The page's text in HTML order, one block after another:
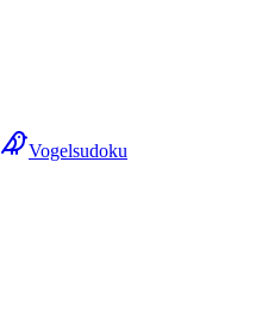
Vogelsudoku